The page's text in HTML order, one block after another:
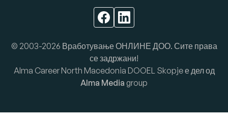
© 2003-2026 Вработување ОНЛИНЕ ДОО. Сите права
се задржани!
Alma Career North Macedonia DOOEL Skopje е дел од
Alma Media group